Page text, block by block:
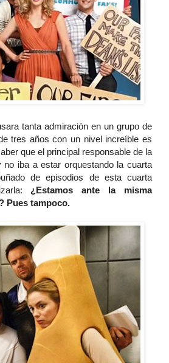
tanta admiración en un grupo de
tres años con un nivel increíble es
que el principal responsable de la
iba a estar orquestando la cuarta
de episodios de esta cuarta
¿Estamos ante la misma
Pues tampoco.
...